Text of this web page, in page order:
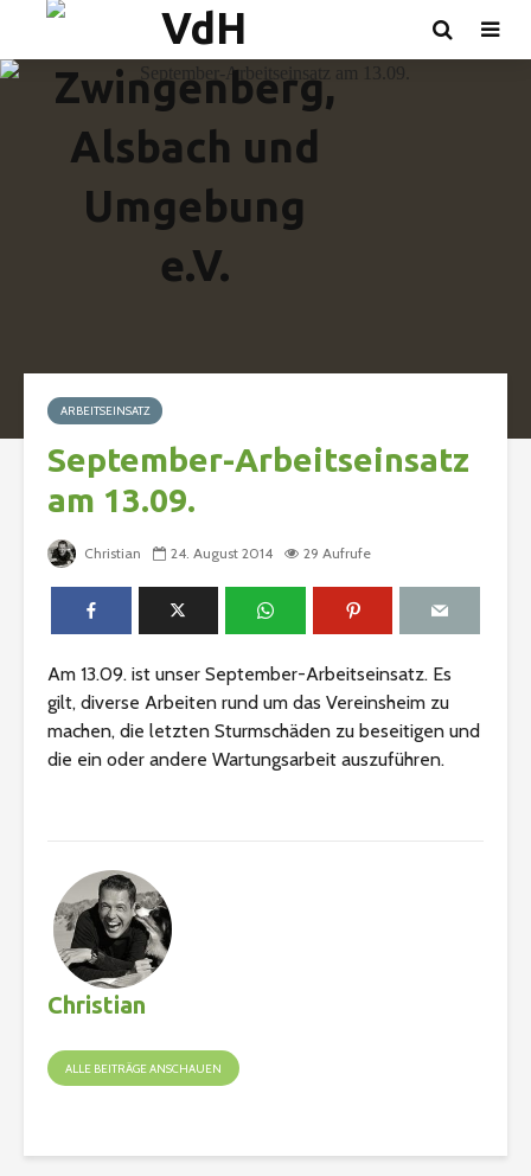
ARBEITSEINSATZ
September-Arbeitseinsatz
am 13.09.
Christian 24. August 2014 29 Aufrufe
Am 13.09. ist unser September-Arbeitseinsatz. Es
gilt, diverse Arbeiten rund um das Vereinsheim zu
machen, die letzten Sturmschäden zu beseitigen und
die ein oder andere Wartungsarbeit auszuführen.
Christian
ALLE BEITRÄGE ANSCHAUEN